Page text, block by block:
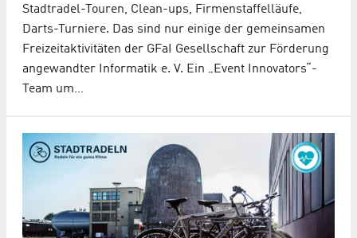
Stadtradel-Touren, Clean-ups, Firmenstaffelläufe,
Darts-Turniere. Das sind nur einige der gemeinsamen
Freizeitaktivitäten der GFaI Gesellschaft zur Förderung
angewandter Informatik e. V. Ein „Event Innovators“-
Team um…